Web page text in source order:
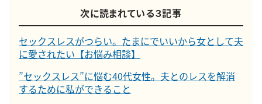
次に読まれている３記事
セックスレスがつらい。たまにでいいから女として夫
に愛されたい【お悩み相談】
”セックスレス”に悩む40代女性。夫とのレスを解消
するために私ができること